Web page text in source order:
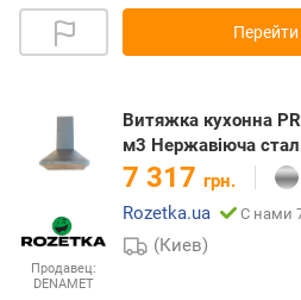
Продавец:
DENAMET
Витяжка кухонна
м3 Нержавіюча
7 317 грн.
Rozetka.ua
С нами
(Киев)